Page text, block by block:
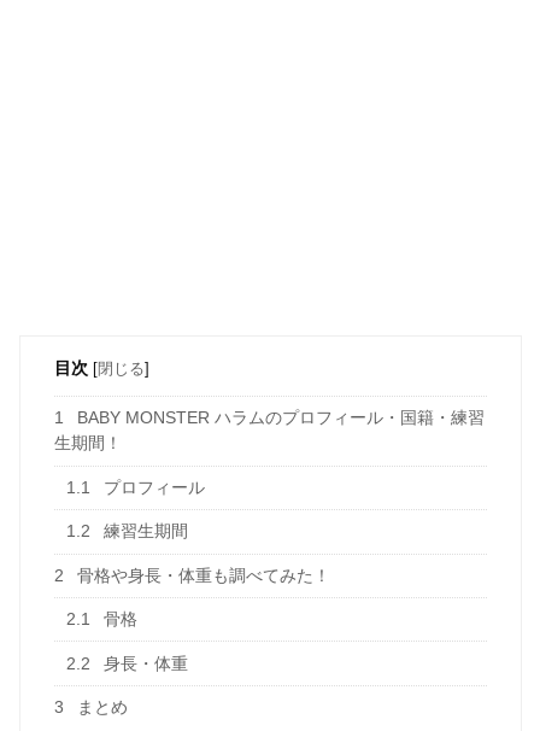
目次 [閉じる]
1
BABY MONSTER ハラムのプロフィール・国籍・練習
生期間！
1.1 プロフィール
1.2 練習生期間
2 骨格や身長・体重も調べてみた！
2.1 骨格
2.2 身長・体重
3 まとめ